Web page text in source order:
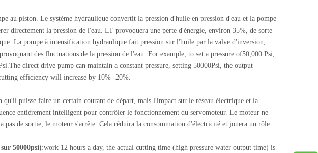
au piston. Le système hydraulique convertit la pression d'huile en pression d'eau et la pompe
directement la pression de l'eau. LT provoquera une perte d'énergie, environ 35%, de sorte
La pompe à intensification hydraulique fait pression sur l'huile par la valve d'inversion,
des fluctuations de la pression de l'eau. For example, to set a pressure of50,000 Psi,
direct drive pump can maintain a constant pressure, setting 50000Psi, the output
efficiency will increase by 10% -20%.
puisse faire un certain courant de départ, mais l'impact sur le réseau électrique et la
entièrement intelligent pour contrôler le fonctionnement du servomoteur. Le moteur ne
de sortie, le moteur s'arrête. Cela réduira la consommation d'électricité et jouera un rôle
50000psi):work 12 hours a day, the actual cutting time (high pressure water output time) is